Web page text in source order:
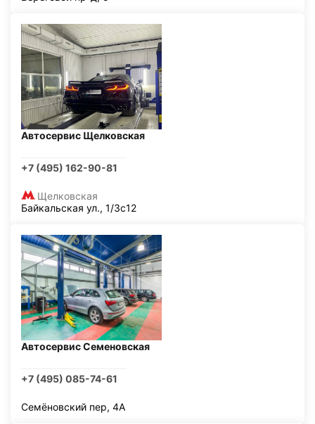
Автосервис Щелковская
+7 (495) 162-90-81
Щелковская
Байкальская ул., 1/3с12
Автосервис Семеновская
+7 (495) 085-74-61
Семёновский пер, 4А